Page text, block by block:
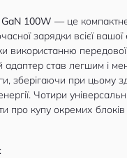
100W — це
зарядки всієї вашої
використанню передової
адаптер став легшим і
зберігаючи при цьому
Чотири
про купу окремих